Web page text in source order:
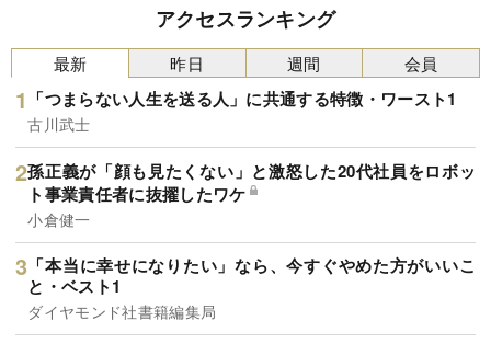
アクセスランキング
最新
「つまらない人生を送る人」に共通する特徴・ワースト1
古川武士
孫正義が「顔も見たくない」と激怒した20代社員をロボッ
ト事業責任者に抜擢したワケ
小倉健一
「本当に幸せになりたい」なら、今すぐやめた方がいいこ
と・ベスト1
ダイヤモンド社書籍編集局
昨日 週間 会員